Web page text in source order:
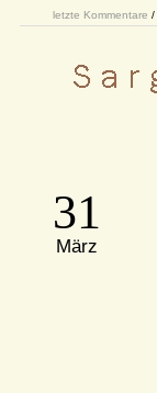
letzte Kommentare /
31
März